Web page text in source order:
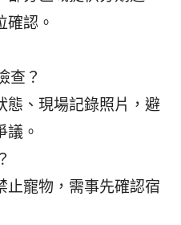
確認。
查？
態、現場記錄照片，避
議。
止寵物，需事先確認宿